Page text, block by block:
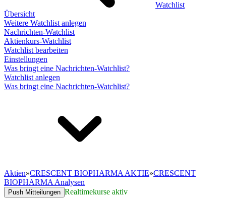
Watchlist
Übersicht
Weitere Watchlist anlegen
Nachrichten-Watchlist
Aktienkurs-Watchlist
Watchlist bearbeiten
Einstellungen
Was bringt eine Nachrichten-Watchlist?
Watchlist anlegen
Was bringt eine Nachrichten-Watchlist?
Aktien»CRESCENT BIOPHARMA AKTIE»CRESCENT
BIOPHARMA Analysen
Push Mitteilungen Realtimekurse aktiv